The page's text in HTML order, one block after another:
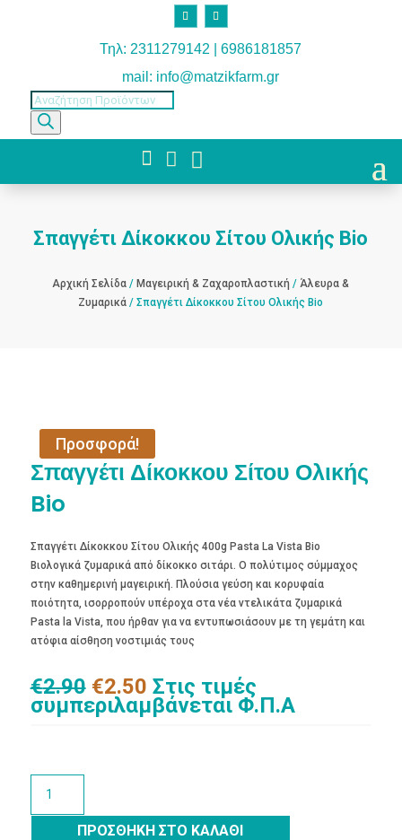
Τηλ: 2311279142 | 6986181857
mail: info@matzikfarm.gr
Products
search
  
Σπαγγέτι Δίκοκκου Σίτου Ολικής Bio
Αρχική Σελίδα /Μαγειρική & Ζαχαροπλαστική /Άλευρα &
Ζυμαρικά / Σπαγγέτι Δίκοκκου Σίτου Ολικής Bio
Προσφορά!
Σπαγγέτι Δίκοκκου Σίτου Ολικής
Bio
Σπαγγέτι Δίκοκκου Σίτου Ολικής 400g Pasta La Vista Bio
Βιολογικά ζυμαρικά από δίκοκκο σιτάρι. Ο πολύτιμος σύμμαχος
στην καθημερινή μαγειρική. Πλούσια γεύση και κορυφαία
ποιότητα, ισορροπούν υπέροχα στα νέα ντελικάτα ζυμαρικά
Pasta la Vista, που ήρθαν για να εντυπωσιάσουν με τη γεμάτη και
ατόφια αίσθηση νοστιμιάς τους
€2.90 Original
price
was:
€2.50Η
τρέχουσα
τιμή
Στις τιμές
συμπεριλαμβάνεται Φ.Π.Α
Δίκοκκου
Σίτου
ΠΡΟΣΘΉΚΗ ΣΤΟ ΚΑΛΆΘΙ